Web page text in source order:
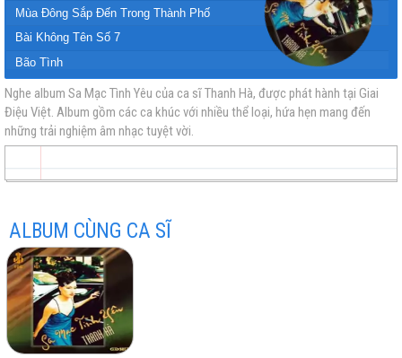
vàng
trữ
nhạc Nhạc nhạc
Mùa Đông Sắp Đến Trong Thành Phố
Bài Không Tên Số 7
Bão Tình
Lời Yêu Thương
Em Hãy Ngủ Đi
Con Tim Buồn
Nghe album Sa Mạc Tình Yêu của ca sĩ Thanh Hà, được phát hành tại Giai
Điệu Việt. Album gồm các ca khúc với nhiều thể loại, hứa hẹn mang đến
những trải nghiệm âm nhạc tuyệt vời.
ALBUM CÙNG CA SĨ